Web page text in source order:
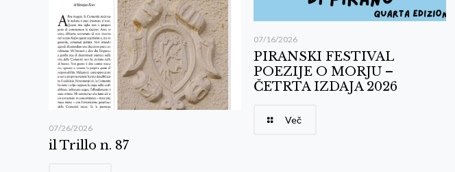
07/26/2026
il Trillo n. 87
07/16/2026
PIRANSKI FESTIVAL
POEZIJE O MORJU –
ČETRTA IZDAJA 2026
Več